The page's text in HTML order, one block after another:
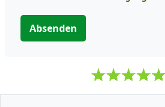
Absenden